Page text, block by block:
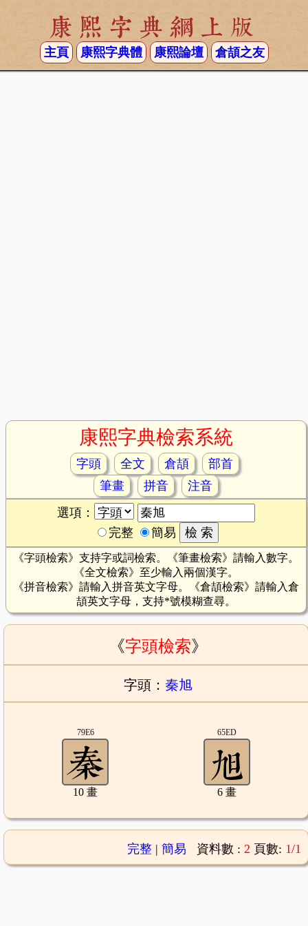
康熙字典網上版
主頁 康熙字典體 康熙論壇 倉頡之友
康熙字典檢索系統
字頭 全文 倉頡
部首
筆畫
拼音
注音
選項：
完整
簡易
《字頭檢索》支持字或詞檢索。《筆畫檢索》請輸入數字。
《全文檢索》至少輸入兩個漢字。
《拼音檢索》請輸入拼音英文字母。《倉頡檢索》請輸入倉
頡英文字母，支持*號模糊查尋。
《字頭檢索》
字頭： 秦旭
79E6
10 畫
65ED
6 畫
完整| 簡易 資料數 : 2 頁數: 1/1